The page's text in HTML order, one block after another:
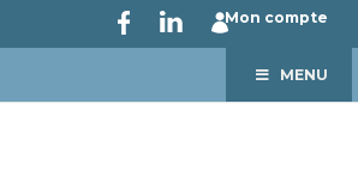
Mon compte
MENU